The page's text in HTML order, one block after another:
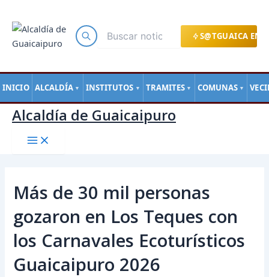
S@TGUAICA EN
INICIO ALCALDÍA ▼ INSTITUTOS ▼ TRAMITES ▼ COMUNAS ▼
contenido
Alcaldía de Guaicaipuro
Más de 30 mil personas
gozaron en Los Teques con
los Carnavales Ecoturísticos
Guaicaipuro 2026
de
entradas